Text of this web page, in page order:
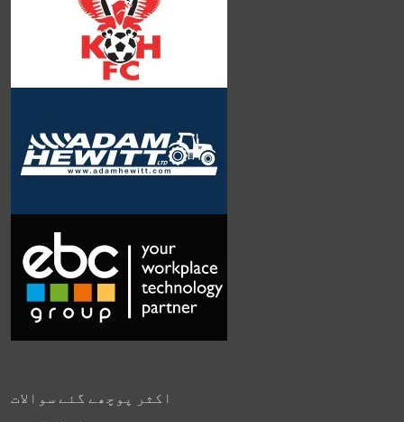
اکثر پوچھے گئے سوالات